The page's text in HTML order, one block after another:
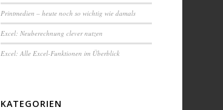
Printmedien – heute noch so wichtig wie damals
Excel: Neu­be­rech­nung clever nutzen
Excel: Alle Excel-Funktionen im Überblick
KATEGORIEN